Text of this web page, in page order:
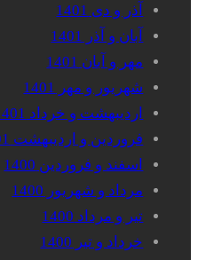
آذر و دی 1401
آبان و آذر 1401
مهر و آبان 1401
شهریور و مهر 1401
اردیبهشت و خرداد 1401
فروردین و اردیبهشت 1401
اسفند و فروردین 1400
مرداد و شهریور 1400
تیر و مرداد 1400
خرداد و تیر 1400